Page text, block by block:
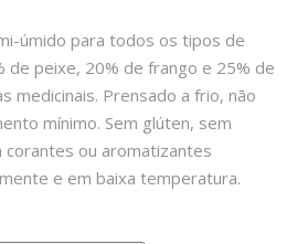
úmido para todos os tipos de
de peixe, 20% de frango e 25% de
medicinais. Prensado a frio, não
mínimo. Sem glúten, sem
corantes ou aromatizantes
e em baixa temperatura.